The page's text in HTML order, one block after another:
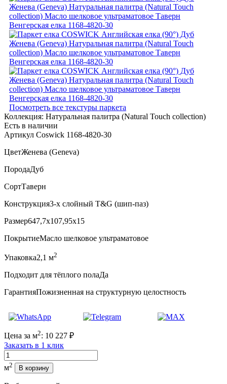
Посмотреть все текстуры паркета
Коллекция: Натуральная палитра (Natural Touch collection)
Есть в наличии
Артикул Coswick 1168-4820-30
ЦветЖенева (Geneva)
ПородаДуб
СортТаверн
Конструкция3-х слойный T&G (шип-паз)
Размер647,7x107,95x15
ПокрытиеМасло шелковое ультраматовое
Упаковка2,1 м2
Подходит для тёплого полаДа
ГарантияПожизненная на структурную целостность
Цена за м2: 10 227 ₽
Заказать в 1 клик
Количество
м2 В корзину